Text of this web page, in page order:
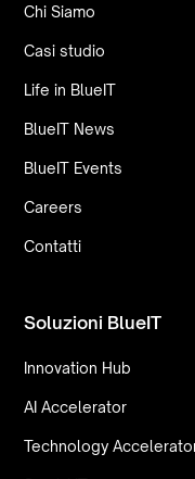
Chi Siamo
Casi studio
Life in BlueIT
BlueIT News
BlueIT Events
Careers
Contatti
Soluzioni BlueIT
Innovation Hub
AI Accelerator
Technology